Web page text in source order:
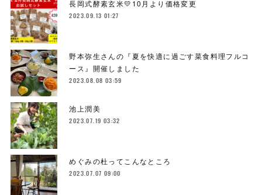
長岡式酵素玄米💛10月より価格変更
2023.09.13 01:27
野本弥生さんの『夏を快適に過ごす菜食料理フルコ
ース』開催しました
2023.08.08 03:59
池上潤美
2023.07.19 03:32
めぐみの杜ってこんなところ
2023.07.07 09:00